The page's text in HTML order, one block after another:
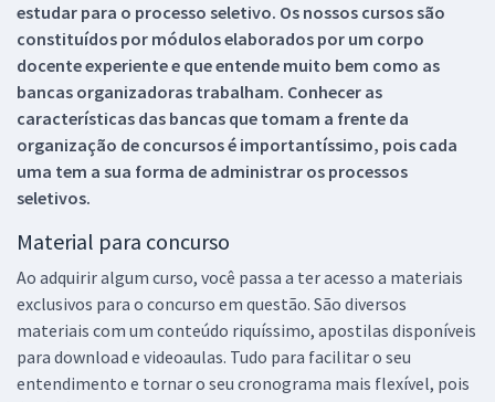
estudar para o processo seletivo. Os nossos cursos são
constituídos por módulos elaborados por um corpo
docente experiente e que entende muito bem como as
bancas organizadoras trabalham. Conhecer as
características das bancas que tomam a frente da
organização de concursos é importantíssimo, pois cada
uma tem a sua forma de administrar os processos
seletivos.
Material para concurso
Ao adquirir algum curso, você passa a ter acesso a materiais
exclusivos para o concurso em questão. São diversos
materiais com um conteúdo riquíssimo, apostilas disponíveis
para download e videoaulas. Tudo para facilitar o seu
entendimento e tornar o seu cronograma mais flexível, pois